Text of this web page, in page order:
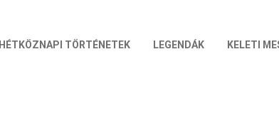
HÉTKÖZNAPI TÖRTÉNETEK LEGENDÁK KELETI